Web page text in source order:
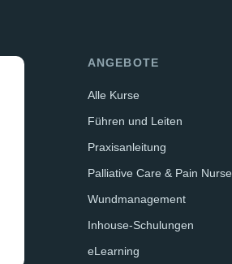
ANGEBOTE
Alle Kurse
Führen und Leiten
Praxisanleitung
Palliative Care & Pain Nurse
Wundmanagement
Inhouse-Schulungen
eLearning